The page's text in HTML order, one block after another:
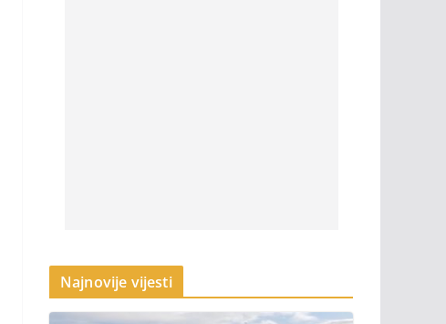
Najnovije vijesti